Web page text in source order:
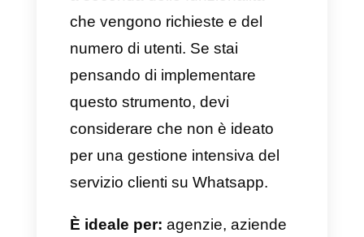
hanno un elevato numero di
lead.
Vantaggi di Wati
Assegnazione automatica dei
lead
Cronologia dettagliata dei